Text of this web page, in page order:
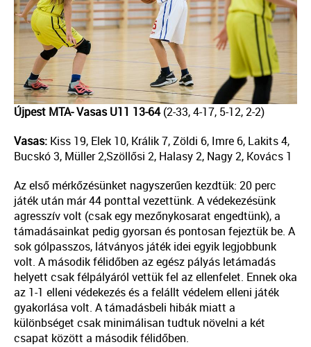
Újpest MTA- Vasas U11 13-64(2-33, 4-17, 5-12, 2-2)
Vasas: Kiss 19, Elek 10, Králik 7, Zöldi 6, Imre 6, Lakits 4,
Bucskó 3, Müller 2,Szöllősi 2, Halasy 2, Nagy 2, Kovács 1
Az első mérkőzésünket nagyszerűen kezdtük: 20 perc
játék után már 44 ponttal vezettünk. A védekezésünk
agresszív volt (csak egy mezőnykosarat engedtünk), a
támadásainkat pedig gyorsan és pontosan fejeztük be. A
sok gólpasszos, látványos játék idei egyik legjobbunk
volt. A második félidőben az egész pályás letámadás
helyett csak félpályáról vettük fel az ellenfelet. Ennek oka
az 1-1 elleni védekezés és a felállt védelem elleni játék
gyakorlása volt. A támadásbeli hibák miatt a
különbséget csak minimálisan tudtuk növelni a két
csapat között a második félidőben.